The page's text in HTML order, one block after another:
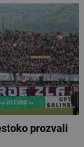
prozvali